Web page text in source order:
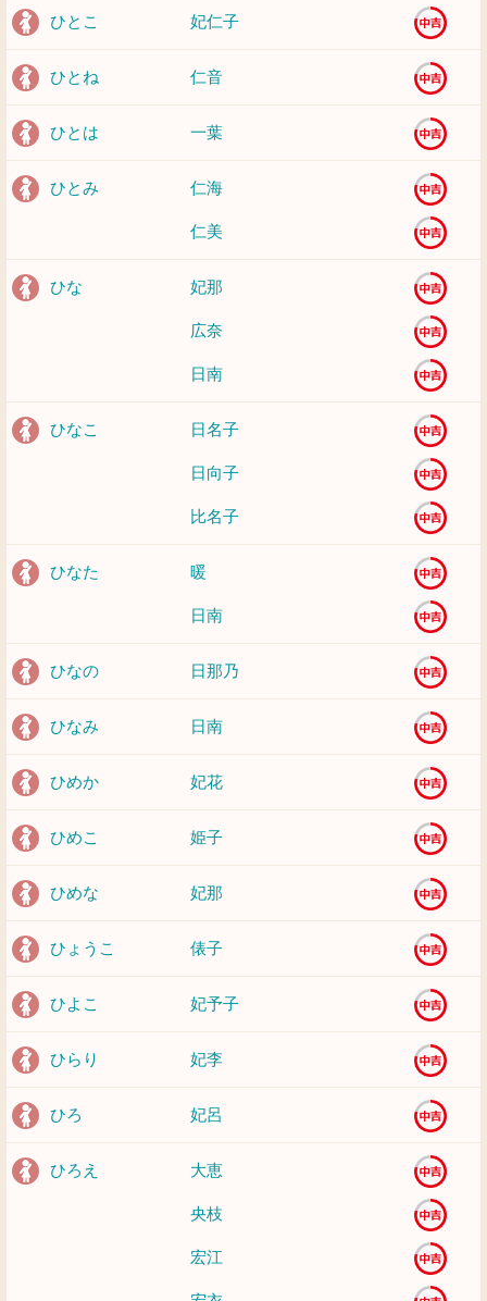
ひとこ 妃仁子
ひとね 仁音
ひとは 一葉
ひとみ 仁海
仁美
ひな 妃那
広奈
日南
ひなこ 日名子
日向子
比名子
ひなた 暖
日南
ひなの 日那乃
ひなみ 日南
ひめか 妃花
ひめこ 姫子
ひめな 妃那
ひょうこ 俵子
ひよこ 妃予子
ひらり 妃李
ひろ 妃呂
ひろえ 大恵
央枝
宏江